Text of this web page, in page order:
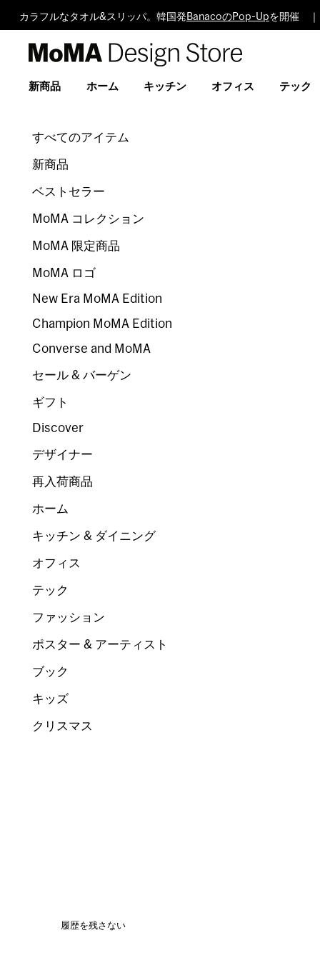
カラフルなタオル&スリッパ。韓国発 BanacoのPop-Upを開催
Design
新商品 ホーム キッチン オフィス テック
すべてのアイテム
新商品
ベストセラー
MoMA コレクション
MoMA 限定商品
MoMA ロゴ
New Era MoMA Edition
Champion MoMA Edition
Converse and MoMA
セール & バーゲン
ギフト
Discover
デザイナー
再入荷商品
ホーム
キッチン & ダイニング
オフィス
テック
ファッション
ポスター & アーティスト
ブック
キッズ
クリスマス
履歴を残さない